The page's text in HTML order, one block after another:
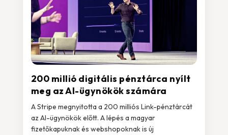
200 millió digitális pénztárca nyílt
meg az AI-ügynökök számára
A Stripe megnyitotta a 200 milliós Link-pénztárcát
az AI-ügynökök előtt. A lépés a magyar
fizetőkapuknak és webshopoknak is új